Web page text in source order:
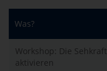
Was?
Workshop: Die Sehkraft
aktivieren